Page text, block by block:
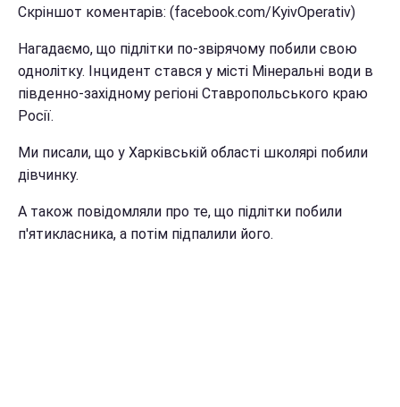
Скріншот коментарів: (facebook.com/KyivOperativ)
Нагадаємо, що підлітки по-звірячому побили свою
однолітку. Інцидент стався у місті Мінеральні води в
південно-західному регіоні Ставропольського краю
Росії.
Ми писали, що у Харківській області школярі побили
дівчинку.
А також повідомляли про те, що підлітки побили
п'ятикласника, а потім підпалили його.